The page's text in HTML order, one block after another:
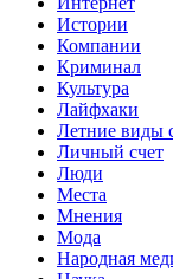
Истории
Компании
Криминал
Культура
Лайфхаки
Летние виды
Личный счет
Люди
Места
Мнения
Мода
Народная